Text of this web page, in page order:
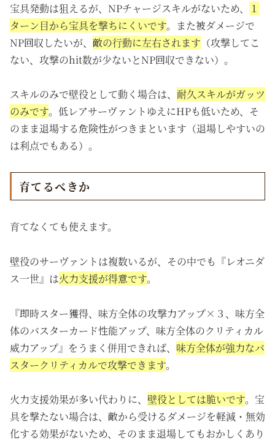
宝具発動は狙えるが、NPチャージスキルがないため、
１
ターン目から宝具を撃ちにくいです。また被ダメージで
NP回収したいが、 敵の行動に左右されます （攻撃してこ
ない、攻撃のhit数が少ないとNP回収できない）。
スキルのみで壁役として動く場合は、 耐久スキルがガッツ
のみです。低レアサーヴァントゆえにHPも低いため、そ
のまま退場する危険性がつきまといます（退場しやすいの
は利点でもある）。
育てるべきか
育てなくても使えます。
壁役のサーヴァントは複数いるが、その中でも『レオニダ
ス一世』は火力支援が得意です。
『即時スター獲得、味方全体の攻撃力アップ×３、味方全
体のバスターカード性能アップ、味方全体のクリティカル
威力アップ』をうまく併用できれば、 味方全体が強力なバ
スタークリティカルで攻撃できます。
火力支援効果が多い代わりに、 壁役としては脆いです。宝
具を撃たない場合は、敵から受けるダメージを軽減・無効
化する効果がないため、そのまま退場してもおかしくあり